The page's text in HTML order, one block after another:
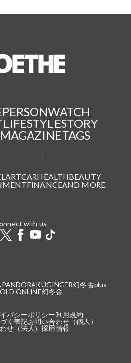
PERSONWATCH
LIFESTYLESTORY
MAGAZINETAGS
ARTCARHEALTHBEAUTY
FINANCEAND MORE
with us
GINGER幻冬舎plus
ONLINE幻冬舎
バシーポリシー利用規約
く表記お問い合わせ（個人）
せ（法人）採用情報